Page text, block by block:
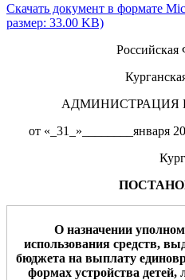
Скачать документ в формате
размер: 33.00 KB)
Российская
АДМИНИСТРАЦИЯ
от «_31_»________января
О назначении
использования средств,
бюджета на выплату
формах устройства